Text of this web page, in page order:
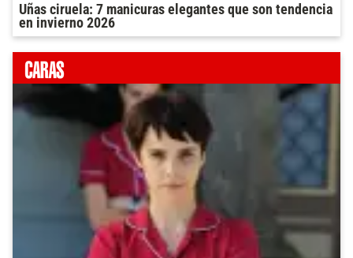
Uñas ciruela: 7 manicuras elegantes que son tendencia
en invierno 2026